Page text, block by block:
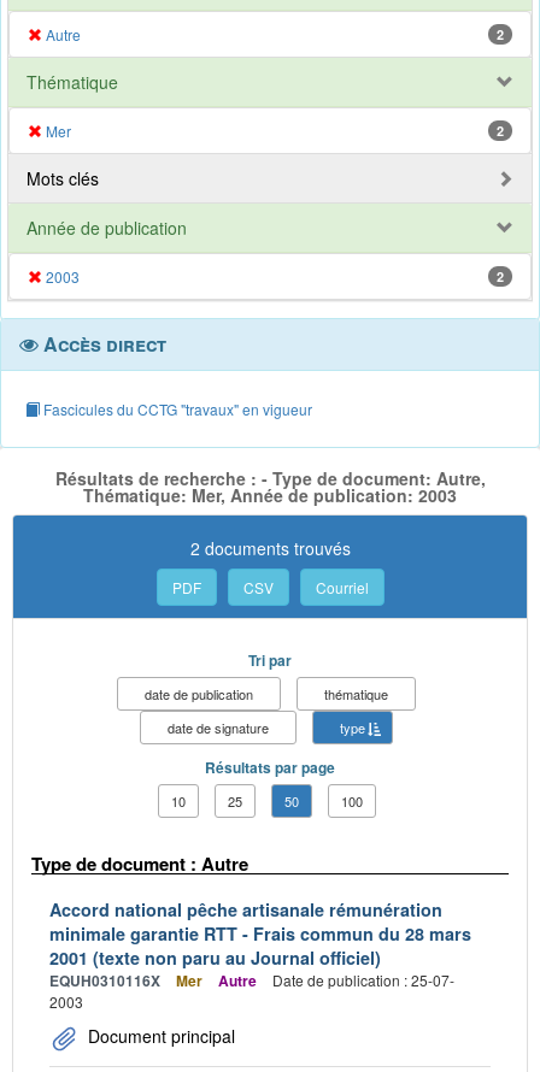
Autre 2
Thématique
Mer 2
Mots clés
Année de publication
2003 2
Accès direct
Fascicules du CCTG "travaux" en vigueur
Résultats de recherche : - Type de document: Autre,
Thématique: Mer, Année de publication: 2003
2 documents trouvés
PDF CSV Courriel
Tri par
date de publication
thématique
date de signature
type
Résultats par page
10 25 50 100
Type de document : Autre
Accord national pêche artisanale rémunération
minimale garantie RTT - Frais commun du 28 mars
2001 (texte non paru au Journal officiel)
EQUH0310116X Mer Autre
Date de publication : 25-07-
2003
Document principal